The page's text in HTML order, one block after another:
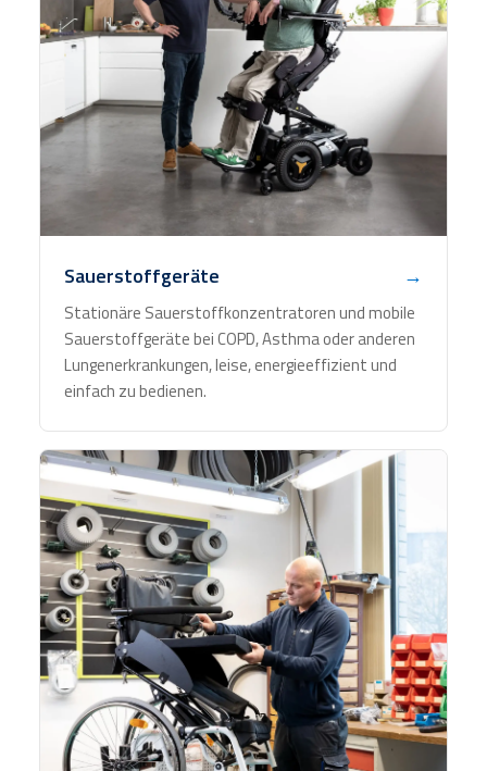
Sauerstoffgeräte →
Stationäre Sauerstoffkonzentratoren und mobile
Sauerstoffgeräte bei COPD, Asthma oder anderen
Lungenerkrankungen, leise, energieeffizient und
einfach zu bedienen.